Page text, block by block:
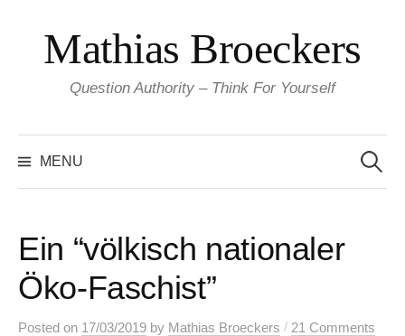
content
Mathias Broeckers
Question Authority – Think For Yourself
MENU
for:
Ein “völkisch nationaler
Öko-Faschist”
Posted on 17/03/2019 by Mathias Broeckers / 21 Comments